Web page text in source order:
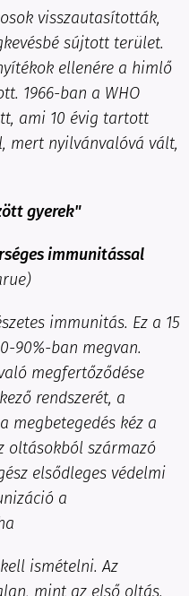
visszautasították,
sújtott terület.
ellenére a himlő
1966-ban a WHO
ami 10 évig tartott
mert nyilvánvalóvá vált,
gyerek"
immunitással
immunitás. Ez a 15
90%-ban megvan.
megfertőződése
rendszerét, a
megbetegedés kéz a
oltásokból származó
elsődleges védelmi
a
ismételni. Az
mint az első oltás.